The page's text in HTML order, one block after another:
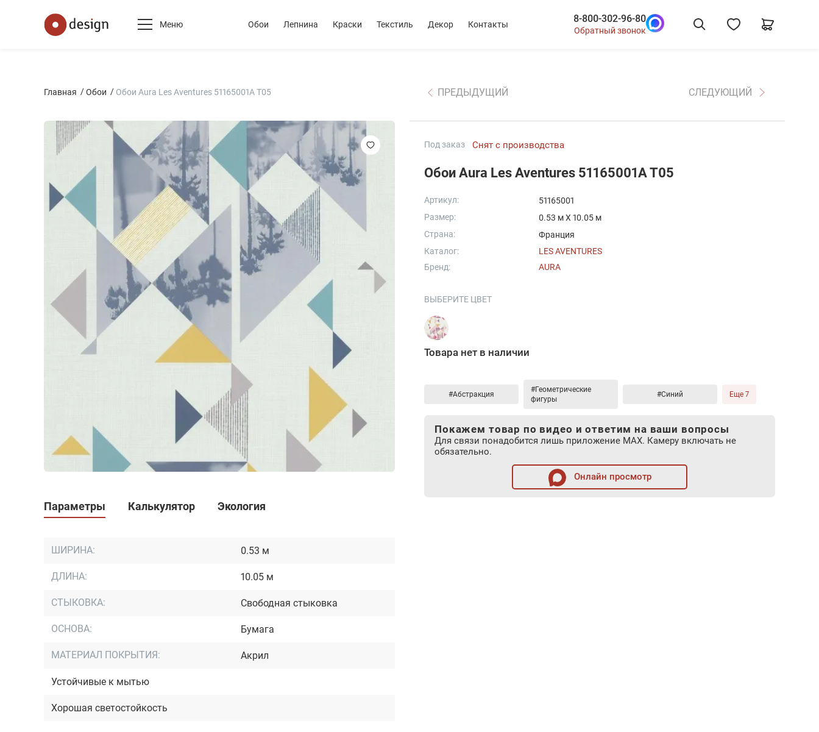
Меню Обои Лепнина Краски Текстиль Декор Контакты 8-800-302-96-80
Обратный звонок
Главная Обои Обои Aura Les Aventures 51165001A T05 ПРЕДЫДУЩИЙ СЛЕДУЮЩИЙ
Параметры Калькулятор Экология
ШИРИНА: 0.53 м
ДЛИНА: 10.05 м
СТЫКОВКА: Свободная стыковка
ОСНОВА: Бумага
МАТЕРИАЛ ПОКРЫТИЯ: Акрил
Устойчивые к мытью
Хорошая светостойкость
Под заказ Снят с производства
Обои Aura Les Aventures 51165001A T05
Артикул:
51165001
Размер:
0.53 м X 10.05 м
Страна:
Франция
Каталог:
LES AVENTURES
Бренд:
AURA
ВЫБЕРИТЕ ЦВЕТ
Товара нет в наличии
#Абстракция
#Геометрические
фигуры
#Синий Еще 7
Покажем товар по видео и ответим на ваши вопросы
Для связи понадобится лишь приложение MAX. Камеру включать не
обязательно.
Онлайн просмотр